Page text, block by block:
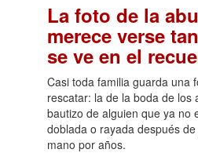
La foto de la
merece verse
se ve en el
Casi toda familia guarda una
rescatar: la de la boda de los
bautizo de alguien que ya no
doblada o rayada después
mano por años.